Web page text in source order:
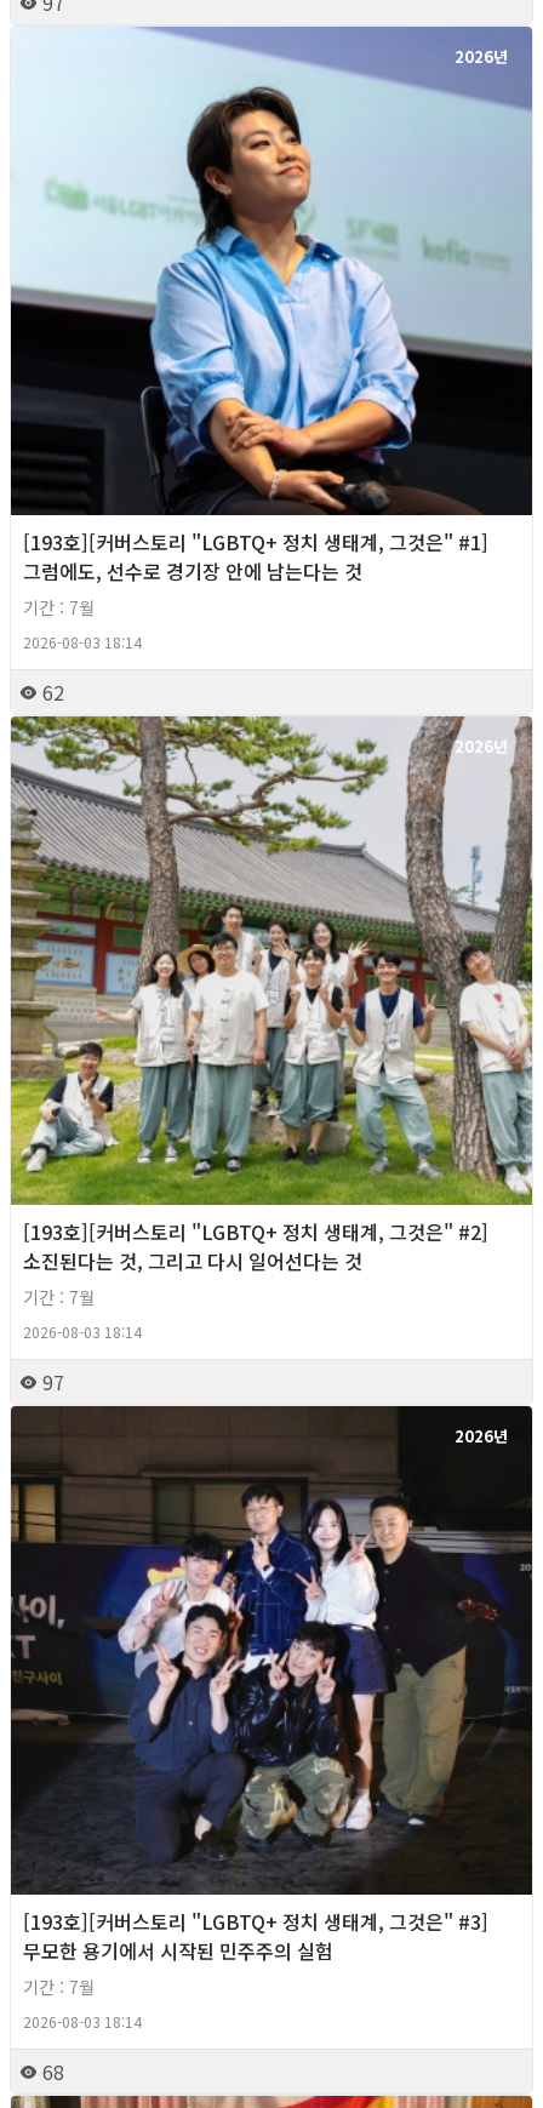
2026년
[193호][커버스토리 "LGBTQ+ 정치 생태계, 그것은" #1]
그럼에도, 선수로 경기장 안에 남는다는 것
기간 : 7월
2026-08-03 18:14
62
2026년
[193호][커버스토리 "LGBTQ+ 정치 생태계, 그것은" #2]
소진된다는 것, 그리고 다시 일어선다는 것
기간 : 7월
2026-08-03 18:14
97
2026년
[193호][커버스토리 "LGBTQ+ 정치 생태계, 그것은" #3]
무모한 용기에서 시작된 민주주의 실험
기간 : 7월
2026-08-03 18:14
68